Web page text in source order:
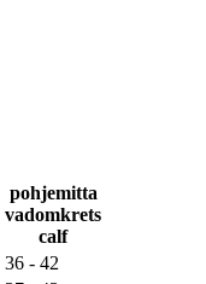
pohjemitta
vadomkrets
calf
36 - 42